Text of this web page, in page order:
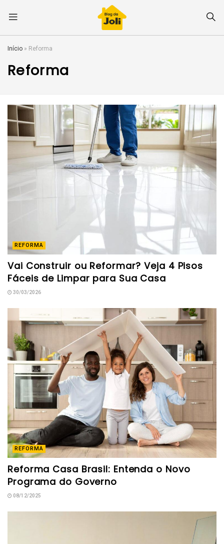
Início » Reforma
Reforma
REFORMA
Vai Construir ou Reformar? Veja 4 Pisos
Fáceis de Limpar para Sua Casa
30/03/2026
REFORMA
Reforma Casa Brasil: Entenda o Novo
Programa do Governo
08/12/2025